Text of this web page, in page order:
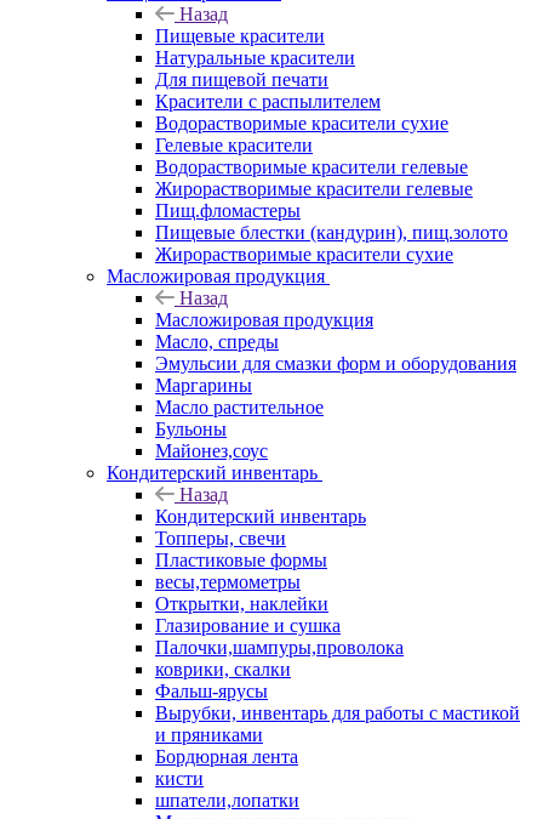
Назад
Пищевые красители
Натуральные красители
Для пищевой печати
Красители с распылителем
Водорастворимые красители сухие
Гелевые красители
Водорастворимые красители гелевые
Жирорастворимые красители гелевые
Пищ.фломастеры
Пищевые блестки (кандурин), пищ.золото
Жирорастворимые красители сухие
Масложировая продукция
Назад
Масложировая продукция
Масло, спреды
Эмульсии для смазки форм и оборудования
Маргарины
Масло растительное
Бульоны
Майонез,соус
Кондитерский инвентарь
Назад
Кондитерский инвентарь
Топперы, свечи
Пластиковые формы
весы,термометры
Открытки, наклейки
Глазирование и сушка
Палочки,шампуры,проволока
коврики, скалки
Фальш-ярусы
Вырубки, инвентарь для работы с мастикой
и пряниками
Бордюрная лента
кисти
шпатели,лопатки